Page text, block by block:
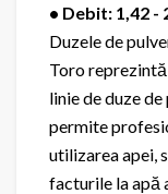
• Debit: 1,42 -
Duzele de
Toro
linie de duze
permite
utilizarea apei,
facturile la apă